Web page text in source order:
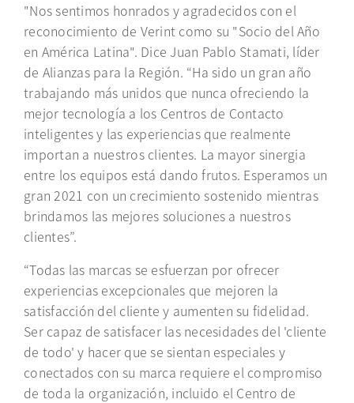
"Nos sentimos honrados y agradecidos con el
reconocimiento de Verint como su "Socio del Año
en América Latina". Dice Juan Pablo Stamati, líder
de Alianzas para la Región. “Ha sido un gran año
trabajando más unidos que nunca ofreciendo la
mejor tecnología a los Centros de Contacto
inteligentes y las experiencias que realmente
importan a nuestros clientes. La mayor sinergia
entre los equipos está dando frutos. Esperamos un
gran 2021 con un crecimiento sostenido mientras
brindamos las mejores soluciones a nuestros
clientes”.
“Todas las marcas se esfuerzan por ofrecer
experiencias excepcionales que mejoren la
satisfacción del cliente y aumenten su fidelidad.
Ser capaz de satisfacer las necesidades del 'cliente
de todo' y hacer que se sientan especiales y
conectados con su marca requiere el compromiso
de toda la organización, incluido el Centro de